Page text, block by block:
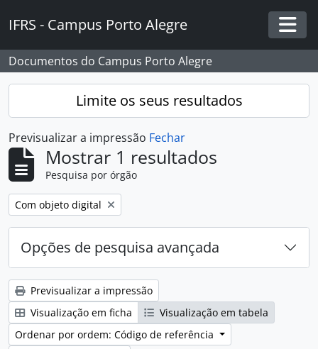
IFRS - Campus Porto Alegre
Documentos do Campus Porto Alegre
Limite os seus resultados
Previsualizar a impressão Fechar
Mostrar 1 resultados
Pesquisa por órgão
Remover filtro:
Com objeto digital
Opções de pesquisa avançada
Previsualizar a impressão
Visualização em ficha
Visualização em tabela
Ordenar por ordem: Código de referência